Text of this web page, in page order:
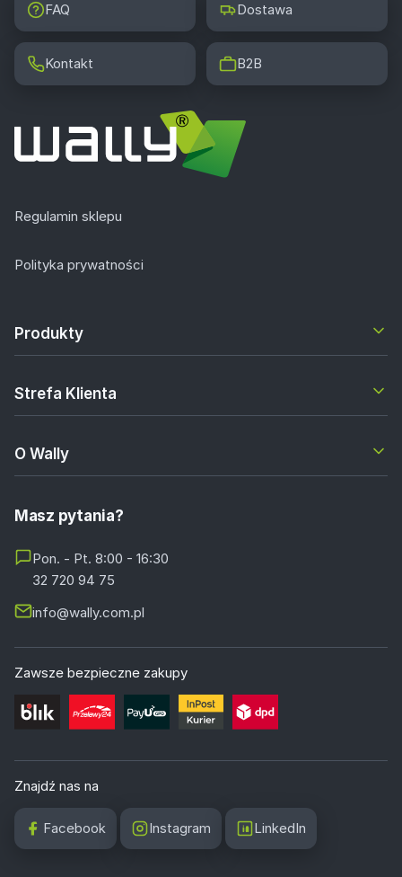
FAQ Dostawa
Kontakt B2B
Regulamin sklepu
Polityka prywatności
Produkty
Strefa Klienta
O Wally
Masz pytania?
Pon. - Pt. 8:00 - 16:30
32 720 94 75
info@wally.com.pl
Zawsze bezpieczne zakupy
Znajdź nas na
Facebook Instagram LinkedIn